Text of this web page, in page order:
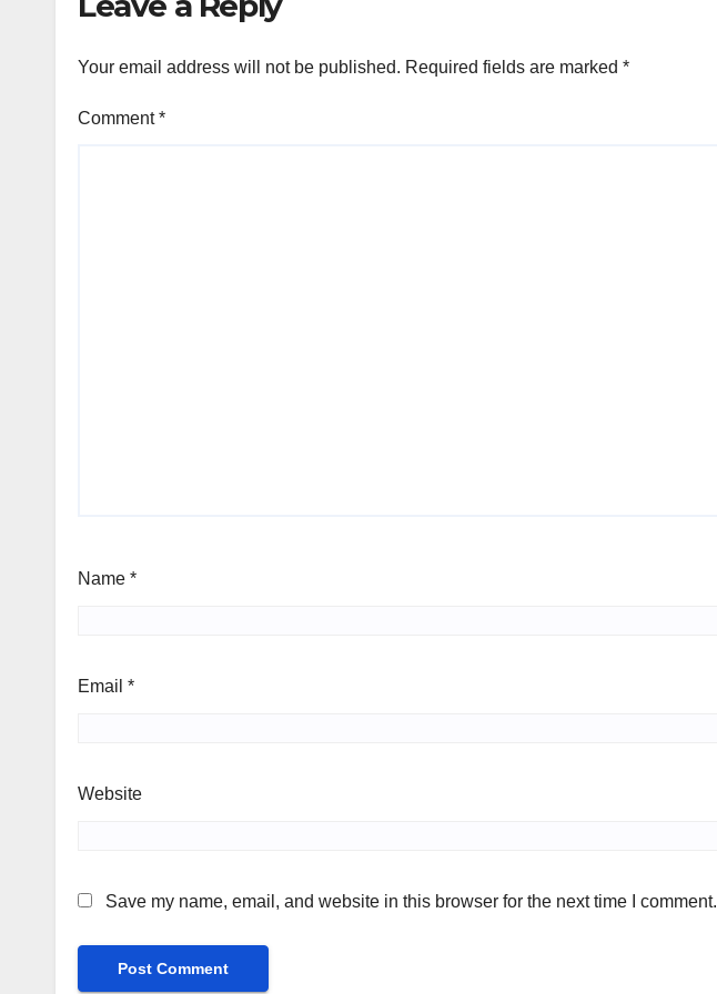
Your email address will not be published. Required fields are marked *
Comment*
Name *
Email *
Website
Save my name, email, and website in this browser for the next time I comment.